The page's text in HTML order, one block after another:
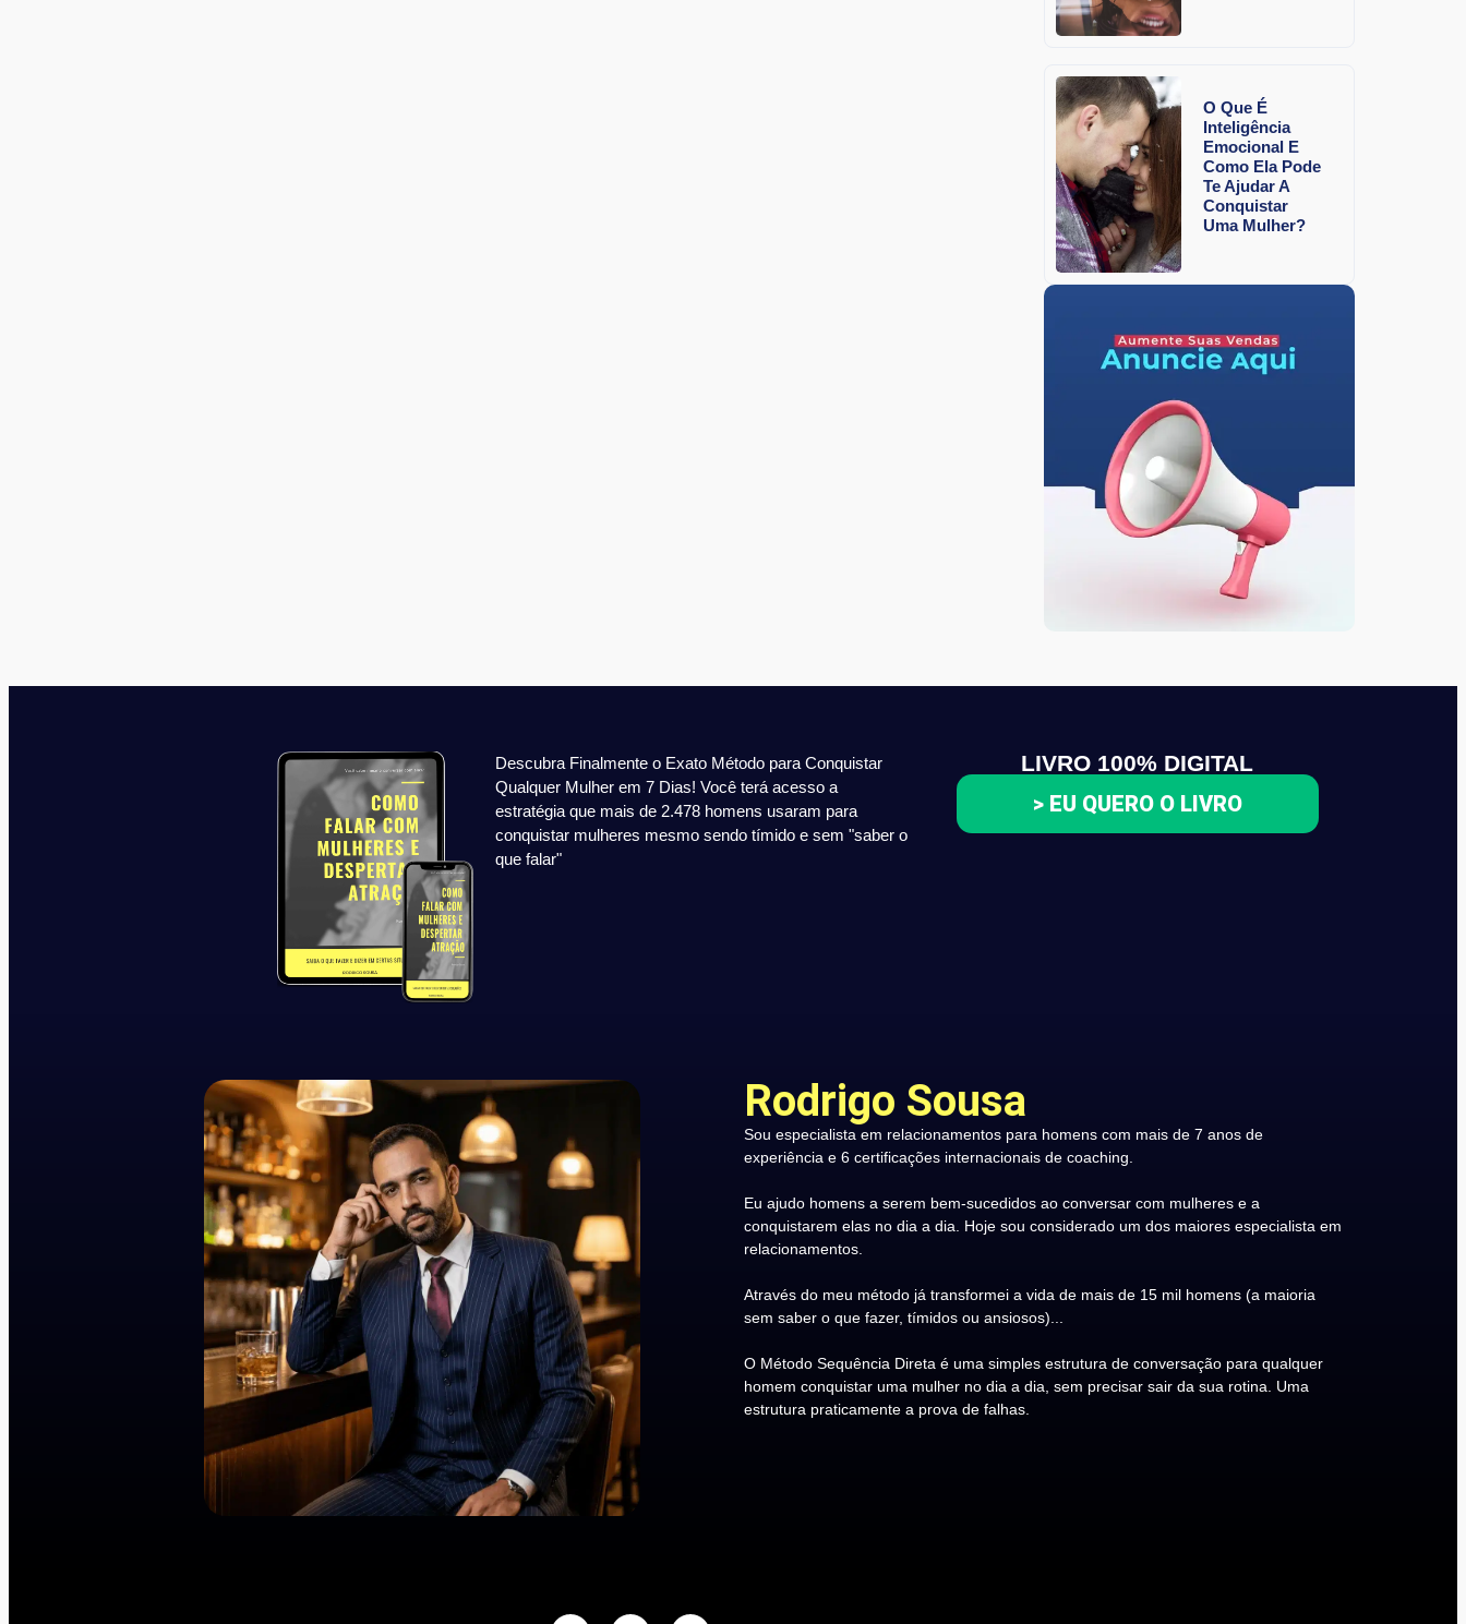
O Que É
Inteligência
Emocional E
Como Ela Pode
Te Ajudar A
Conquistar
Uma Mulher?
Descubra Finalmente o Exato Método para Conquistar
Qualquer Mulher em 7 Dias! Você terá acesso a
estratégia que mais de 2.478 homens usaram para
conquistar mulheres mesmo sendo tímido e sem "saber o
que falar"
LIVRO 100% DIGITAL
> EU QUERO O LIVRO
Rodrigo Sousa
Sou especialista em relacionamentos para homens com mais de 7 anos de
experiência e 6 certificações internacionais de coaching.
Eu ajudo homens a serem bem-sucedidos ao conversar com mulheres e a
conquistarem elas no dia a dia. Hoje sou considerado um dos maiores especialista em
relacionamentos.
Através do meu método já transformei a vida de mais de 15 mil homens (a maioria
sem saber o que fazer, tímidos ou ansiosos)...
O Método Sequência Direta é uma simples estrutura de conversação para qualquer
homem conquistar uma mulher no dia a dia, sem precisar sair da sua rotina. Uma
estrutura praticamente a prova de falhas.